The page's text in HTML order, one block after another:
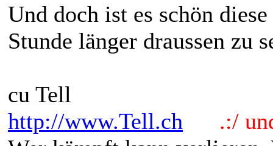
Und doch ist es schön
Stunde länger draussen zu
cu Tell
http://www.Tell.ch
.:/